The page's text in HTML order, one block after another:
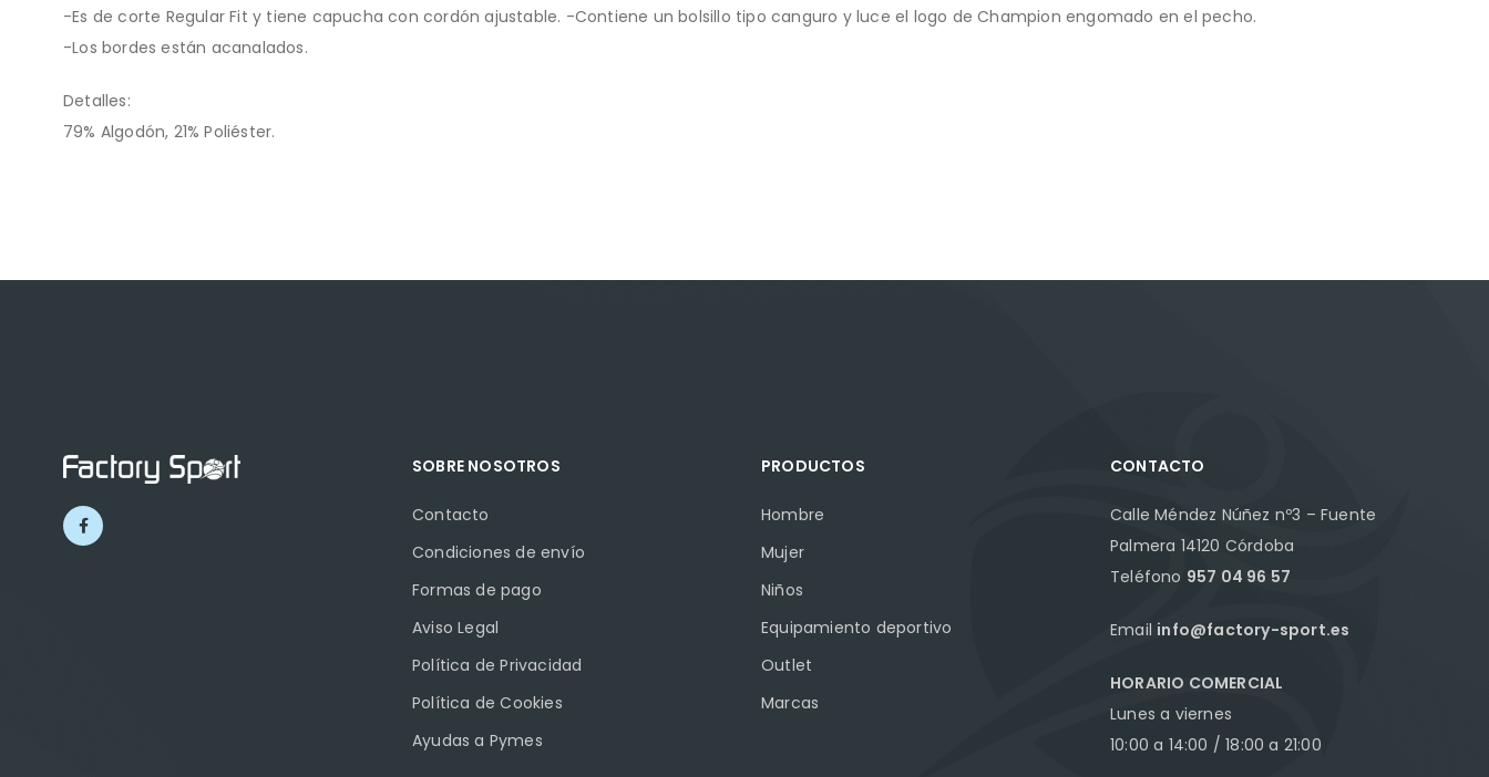
-Es de corte Regular Fit y tiene capucha con cordón ajustable. -Contiene un bolsillo tipo canguro y luce el logo de Champion engomado en el pecho.
-Los bordes están acanalados.
Detalles:
79% Algodón, 21% Poliéster.
SOBRE NOSOTROS
Contacto
Condiciones de envío
Formas de pago
Aviso Legal
Política de Privacidad
Política de Cookies
Ayudas a Pymes
PRODUCTOS
Hombre
Mujer
Niños
Equipamiento deportivo
Outlet
Marcas
CONTACTO
Calle Méndez Núñez nº3 – Fuente
Palmera 14120 Córdoba
Teléfono 957 04 96 57
Email info@factory-sport.es
HORARIO COMERCIAL
Lunes a viernes
10:00 a 14:00 / 18:00 a 21:00